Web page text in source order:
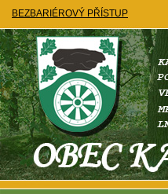
BEZBARIÉROVÝ PŘÍSTUP